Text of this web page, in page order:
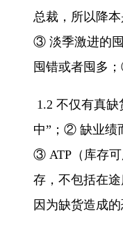
总裁，所以降
③ 淡季激进的
囤错或者囤多
1.2 不仅有真
中”；② 缺业绩
③ ATP（库存可
存，不包括在
因为缺货造成